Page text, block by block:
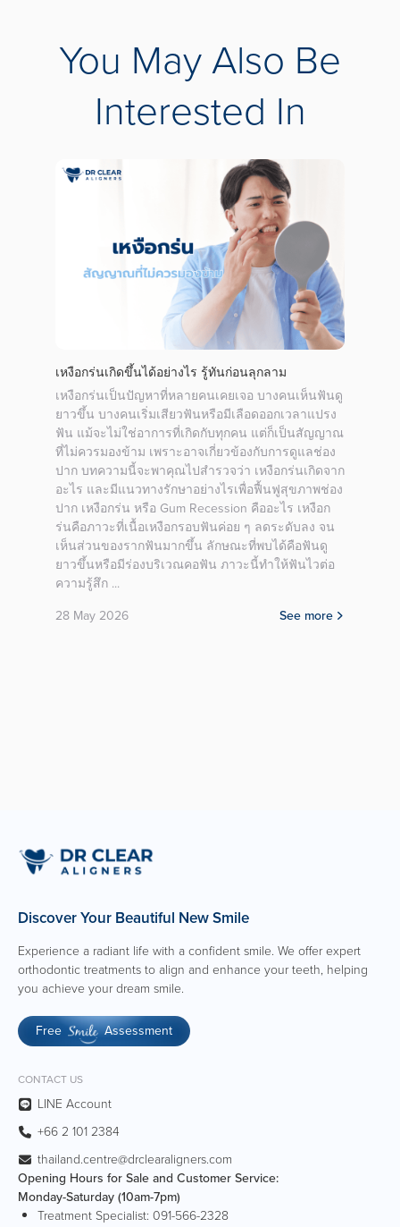
You May Also Be
Interested In
เหงือกร่นเกิดขึ้นได้อย่างไร รู้ทันก่อนลุกลาม
เหงือกร่นเป็นปัญหาที่หลายคนเคยเจอ บางคนเห็นฟันดู
ยาวขึ้น บางคนเริ่มเสียวฟันหรือมีเลือดออกเวลาแปรง
ฟัน แม้จะไม่ใช่อาการที่เกิดกับทุกคน แต่ก็เป็นสัญญาณ
ที่ไม่ควรมองข้าม เพราะอาจเกี่ยวข้องกับการดูแลช่อง
ปาก บทความนี้จะพาคุณไปสำรวจว่า เหงือกร่นเกิดจาก
อะไร และมีแนวทางรักษาอย่างไรเพื่อฟื้นฟูสุขภาพช่อง
ปาก เหงือกร่น หรือ Gum Recession คืออะไร เหงือก
ร่นคือภาวะที่เนื้อเหงือกรอบฟันค่อย ๆ ลดระดับลง จน
เห็นส่วนของรากฟันมากขึ้น ลักษณะที่พบได้คือฟันดู
ยาวขึ้นหรือมีร่องบริเวณคอฟัน ภาวะนี้ทำให้ฟันไวต่อ
ความรู้สึก ...
28 May 2026
See more
Discover Your Beautiful New Smile
Experience a radiant life with a confident smile. We offer expert
orthodontic treatments to align and enhance your teeth, helping
you achieve your dream smile.
Free Smile Assessment
CONTACT US
LINE Account
+66 2 101 2384
thailand.centre@drclearaligners.com
Opening Hours for Sale and Customer Service:
Monday-Saturday (10am-7pm)
Treatment Specialist: 091-566-2328